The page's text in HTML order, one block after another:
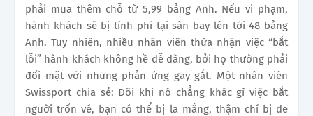
phải mua thêm chỗ từ 5,99 bảng Anh. Nếu vi phạm,
hành khách sẽ bị tính phí tại sân bay lên tới 48 bảng
Anh. Tuy nhiên, nhiều nhân viên thừa nhận việc “bắt
lỗi” hành khách không hề dễ dàng, bởi họ thường phải
đối mặt với những phản ứng gay gắt. Một nhân viên
Swissport chia sẻ: Đôi khi nó chẳng khác gì việc bắt
người trốn vé, bạn có thể bị la mắng, thậm chí bị đe